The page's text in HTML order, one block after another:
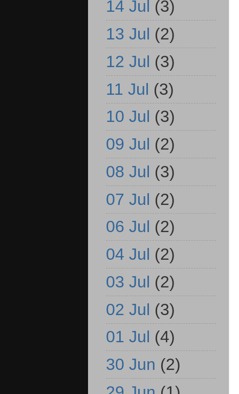
14 Jul (3)
13 Jul (2)
12 Jul (3)
11 Jul (3)
10 Jul (3)
09 Jul (2)
08 Jul (3)
07 Jul (2)
06 Jul (2)
04 Jul (2)
03 Jul (2)
02 Jul (3)
01 Jul (4)
30 Jun (2)